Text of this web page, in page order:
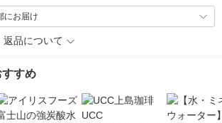
にお届け
返品について
すめ